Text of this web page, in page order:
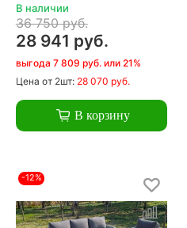
В наличии
36 750 руб.
28 941 руб.
выгода 7 809 руб. или 21%
Цена от 2шт: 28 070 руб.
В корзину
-12%